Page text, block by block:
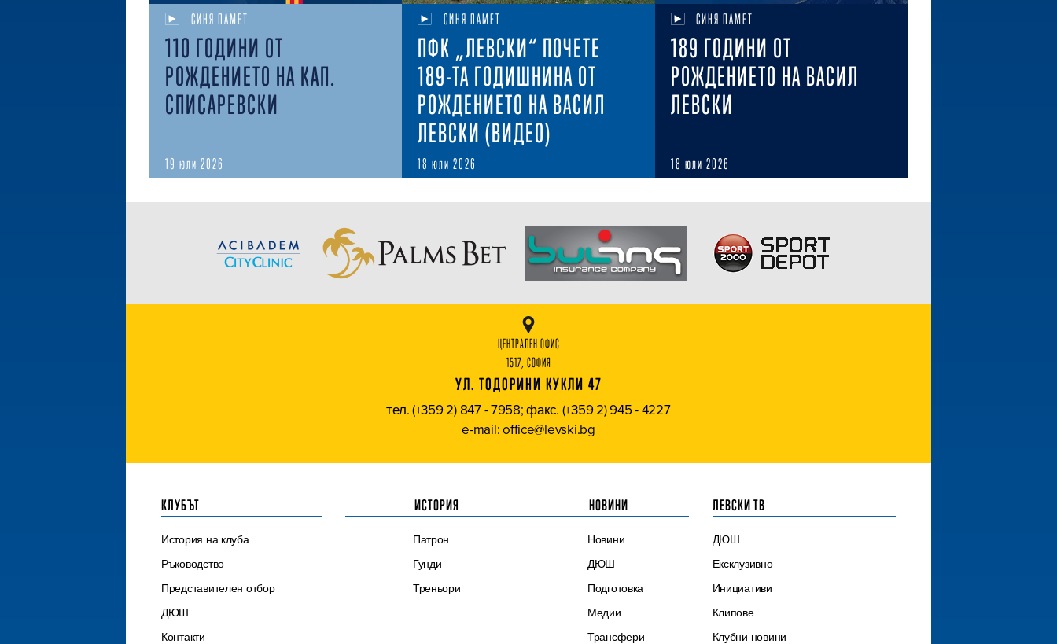
СИНЯ ПАМЕТ
110 ГОДИНИ ОТ
РОЖДЕНИЕТО НА КАП.
СПИСАРЕВСКИ
19 юли 2026
СИНЯ ПАМЕТ
ПФК „ЛЕВСКИ“ ПОЧЕТЕ
189-ТА ГОДИШНИНА ОТ
РОЖДЕНИЕТО НА ВАСИЛ
ЛЕВСКИ (ВИДЕО)
18 юли 2026
СИНЯ ПАМЕТ
189 ГОДИНИ ОТ
РОЖДЕНИЕТО НА ВАСИЛ
ЛЕВСКИ
18 юли 2026
ЦЕНТРАЛЕН ОФИС
1517, СОФИЯ
УЛ. ТОДОРИНИ КУКЛИ 47
тел. (+359 2) 847 - 7958; факс. (+359 2) 945 - 4227
e-mail: office@levski.bg
КЛУБЪТ
История на клуба
Ръководство
Представителен отбор
ДЮШ
Контакти
ИСТОРИЯ
Патрон
Гунди
Треньори
НОВИНИ
Новини
ДЮШ
Подготовка
Медии
Трансфери
ЛЕВСКИ ТВ
ДЮШ
Ексклузивно
Инициативи
Клипове
Клубни новини